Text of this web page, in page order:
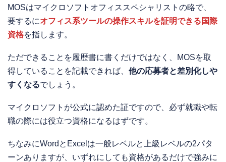
MOSはマイクロソフトオフィススペシャリストの略で、
要するにオフィス系ツールの操作スキルを証明できる国際
資格を指します。
ただできることを履歴書に書くだけではなく、MOSを取
得していることを記載できれば、 他の応募者と差別化しや
すくなるでしょう。
マイクロソフトが公式に認めた証ですので、必ず就職や転
職の際には役立つ資格になるはずです。
ちなみにWordとExcelは一般レベルと上級レベルの2パタ
ーンありますが、いずれにしても資格があるだけで強みに